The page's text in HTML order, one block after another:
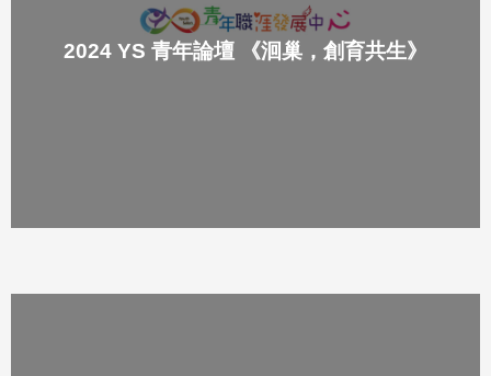
2024 YS 青年論壇 《洄巢，創育共生》